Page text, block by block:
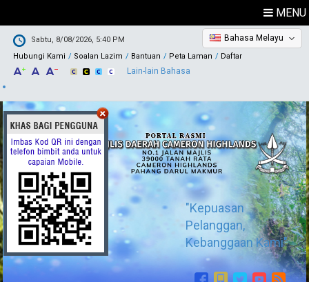
MENU
Sabtu, 8/08/2026, 5:40 PM
Hubungi Kami
Soalan Lazim Bantuan Peta Laman Daftar
Bahasa Melayu
Lain-lain Bahasa
"Kepuasan
Pelanggan,
Kebanggaan Kami"